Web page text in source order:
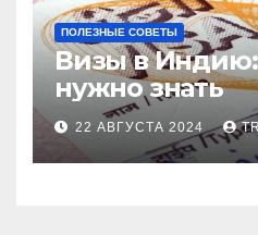
ПОЛЕЗНЫЕ СОВЕТЫ
Визы в Индию:
нужно знать
22 АВГУСТА 2024